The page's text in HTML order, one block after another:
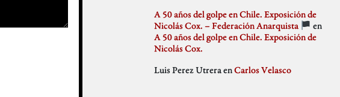
mayo 2018
abril 2018
marzo 2018
febrero 2018
diciembre 2017
A 50 años del golpe en Chile. Exposición de
Nicolás Cox. – Federación Anarquista
en
A 50 años del golpe en Chile. Exposición de
Nicolás Cox.
Luis Perez Utrera enCarlos Velasco